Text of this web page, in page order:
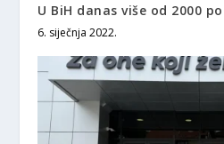
U BiH danas više od 2000
6. siječnja 2022.